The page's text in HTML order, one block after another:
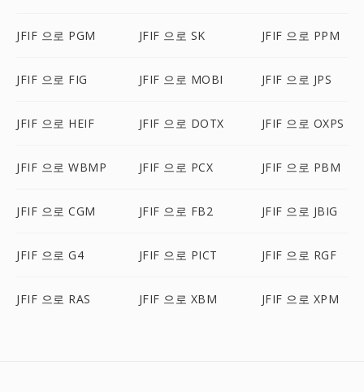
JFIF 으로 PGM JFIF 으로 SK JFIF 으로 PPM
JFIF 으로 FIG JFIF 으로 MOBI JFIF 으로 JPS
JFIF 으로 HEIF JFIF 으로 DOTX JFIF 으로 OXPS
JFIF 으로 WBMP JFIF 으로 PCX JFIF 으로 PBM
JFIF 으로 CGM JFIF 으로 FB2 JFIF 으로 JBIG
JFIF 으로 G4 JFIF 으로 PICT JFIF 으로 RGF
JFIF 으로 RAS JFIF 으로 XBM JFIF 으로 XPM